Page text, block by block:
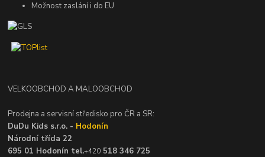
Možnost zaslání i do EU
VELKOOBCHOD A MALOOBCHOD
Prodejna a servisní středisko pro ČR a SR:
DuDu Kids s.r.o. - Hodonín
Národní třída 22
695 01 Hodonín tel.+420 518 346 725